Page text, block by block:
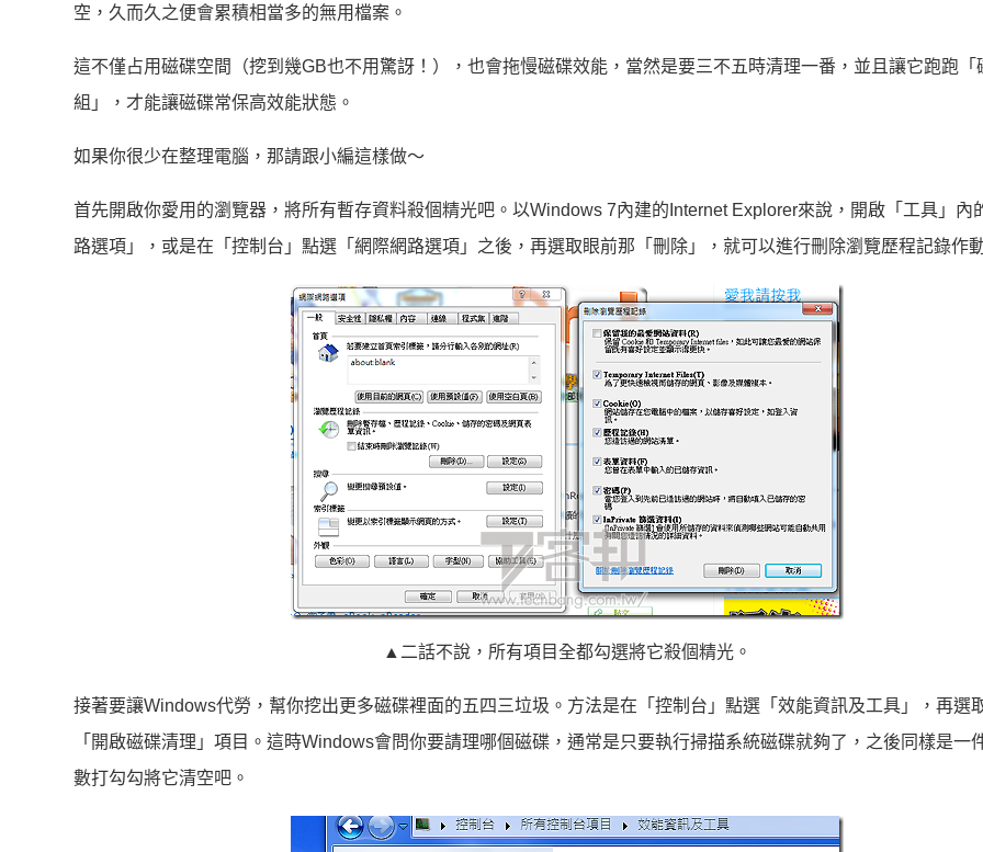
空，久而久之便會累積相當多的無用檔案。
這不僅占用磁碟空間（挖到幾GB也不用驚訝！），也會拖慢磁碟效能，當然是要三不五時清理一番，並且讓它跑跑「
組」，才能讓磁碟常保高效能狀態。
如果你很少在整理電腦，那請跟小編這樣做～
首先開啟你愛用的瀏覽器，將所有暫存資料殺個精光吧。以Windows 7內建的Internet Explorer來說，開啟「工具」內
路選項」，或是在「控制台」點選「網際網路選項」之後，再選取眼前那「刪除」，就可以進行刪除瀏覽歷程記錄作
▲二話不說，所有項目全都勾選將它殺個精光。
接著要讓Windows代勞，幫你挖出更多磁碟裡面的五四三垃圾。方法是在「控制台」點選「效能資訊及工具」，再選
「開啟磁碟清理」項目。這時Windows會問你要請理哪個磁碟，通常是只要執行掃描系統磁碟就夠了，之後同樣是一
數打勾勾將它清空吧。